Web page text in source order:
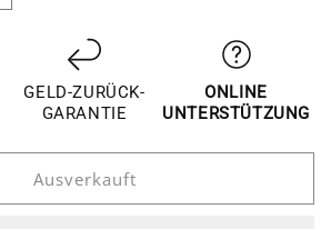
GELD-ZURÜCK-
GARANTIE
ONLINE
UNTERSTÜTZUNG
Ausverkauft